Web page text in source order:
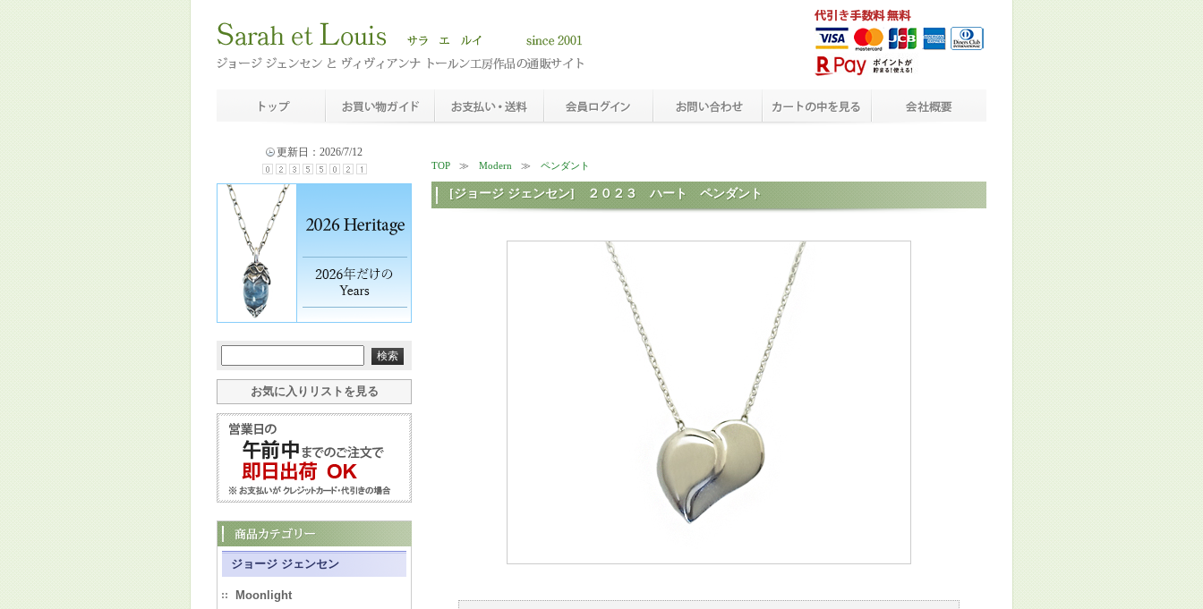
TOP Modern ペンダント
[ジョージ ジェンセン] ２０２３ ハート ペンダント
更新日：2026/7/12
お気に入りリストを見る
ジョージ ジェンセン
Moonlight